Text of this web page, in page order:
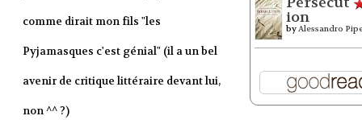
comme dirait mon fils "les
Pyjamasques c'est génial" (il a un bel
avenir de critique littéraire devant lui,
non ^^ ?)
ion
byAlessandro